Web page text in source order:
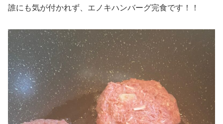
誰にも気が付かれず、エノキハンバーグ完食です！！